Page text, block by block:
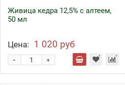
Живица кедра 12,5% с алтеем,
50 мл
Цена: 1 020 руб
+
-